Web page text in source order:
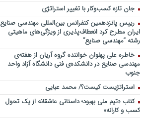
جان تازه کسب‌وکار با تغییر استراتژی
رییس پانزدهمین کنفرانس بین‌المللی مهندسی صنایع
ایران مطرح کرد انعطاف‌پذیری از ویژگی‌های ماهیتی
رشته “مهندسی صنایع”
خاطره علی پهلوان خواننده گروه آریان از هفته‌ی
مهندسی صنایع در دانشکده‌ی فنی دانشگاه آزاد واحد
جنوب
استراتژیست کیست؟‬/ محمد عبایی
کتاب «تیم ملی بهبود؛ داستانی عاشقانه از یک تحول
کسب و کارانه»